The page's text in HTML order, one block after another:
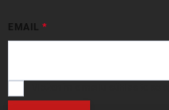
EMAIL